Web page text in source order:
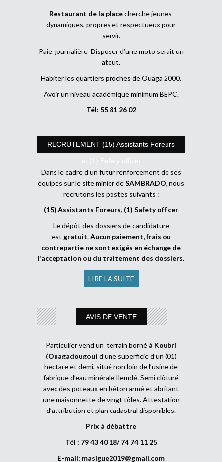
Restaurant de la placecherche jeunes
dynamiques, propres et respectueux pour
servir.
Paie journalière Disposer d’une moto serait un
atout.
Habiter les quartiers proches de Ouaga 2000.
Avoir un niveau académique minimum BEPC.
Tél: 55 81 26 02
RECRUTEMENT (15) Assistants Foreurs
et (1) Safety officer
Dans le cadre d’un futur renforcement de ses
équipes sur le site minier deSAMBRADO, nous
recrutons les postes suivants :
(15) Assistants Foreurs, (1) Safety officer
Le dépôt des dossiers de candidature
est gratuit.Aucun paiement, frais ou
contrepartie ne sont exigés en échange de
l’acceptation ou du traitement des dossiers.
LIRE LA SUITE
AVIS DE VENTE
Particulier vend un terrain borné à Koubri
(Ouagadougou) d’une superficie d’un (01)
hectare et demi, situé non loin de l’usine de
fabrique d’eau minérale Ilemdé. Semi clôturé
avec des poteaux en béton armé et abritant
une maisonnette de vingt tôles. Attestation
d’attribution et plan cadastral disponibles.
Prix à débattre
Tél : 79 43 40 18/ 74 74 11 25
E-mail: masigue2019@gmail.com